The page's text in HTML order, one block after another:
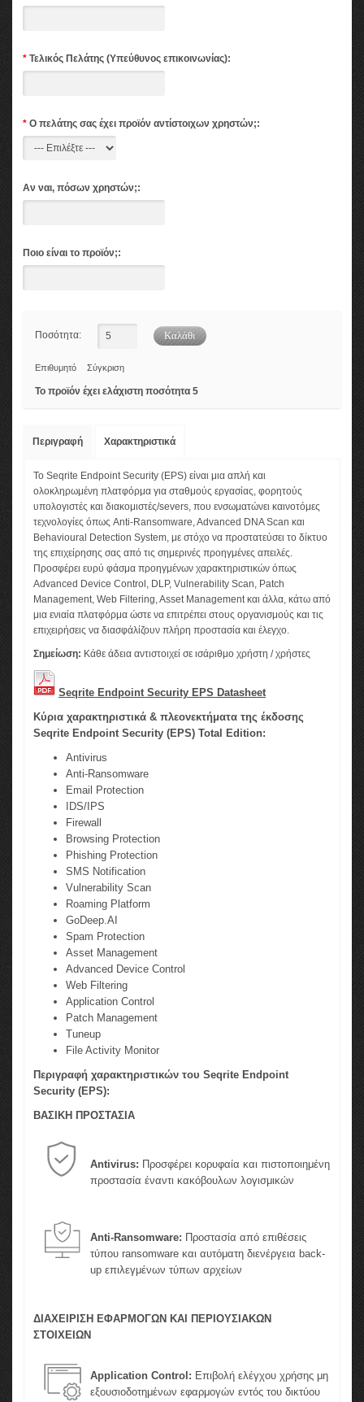
* Τελικός Πελάτης (Υπεύθυνος επικοινωνίας):
* Ο πελάτης σας έχει προϊόν αντίστοιχων χρηστών;:
Αν ναι, πόσων χρηστών;:
Ποιο είναι το προϊόν;:
Ποσότητα:
Επιθυμητό Σύγκριση
Το προϊόν έχει ελάχιστη ποσότητα 5
Περιγραφή Χαρακτηριστικά
Το Seqrite Endpoint Security (EPS) είναι μια απλή και
ολοκληρωμένη πλατφόρμα για σταθμούς εργασίας, φορητούς
υπολογιστές και διακομιστές/severs, που ενσωματώνει καινοτόμες
τεχνολογίες όπως Anti-Ransomware, Advanced DNA Scan και
Behavioural Detection System, με στόχο να προστατεύσει το δίκτυο
της επιχείρησης σας από τις σημερινές προηγμένες απειλές.
Προσφέρει ευρύ φάσμα προηγμένων χαρακτηριστικών όπως
Advanced Device Control, DLP, Vulnerability Scan, Patch
Management, Web Filtering, Asset Management και άλλα, κάτω από
μια ενιαία πλατφόρμα ώστε να επιτρέπει στους οργανισμούς και τις
επιχειρήσεις να διασφάλίζουν πλήρη προστασία και έλεγχο.
Σημείωση: Κάθε άδεια αντιστοιχεί σε ισάριθμο χρήστη / χρήστες
Seqrite Endpoint Security EPS Datasheet
Κύρια χαρακτηριστικά & πλεονεκτήματα της έκδοσης
Seqrite Endpoint Security (EPS) Total Edition:
Antivirus
Anti-Ransomware
Email Protection
IDS/IPS
Firewall
Browsing Protection
Phishing Protection
SMS Notification
Vulnerability Scan
Roaming Platform
GoDeep.AI
Spam Protection
Asset Management
Advanced Device Control
Web Filtering
Application Control
Patch Management
Tuneup
File Activity Monitor
Περιγραφή χαρακτηριστικών του Seqrite Endpoint
Security (EPS):
ΒΑΣΙΚΗ ΠΡΟΣΤΑΣΙΑ
Antivirus: Προσφέρει κορυφαία και πιστοποιημένη
προστασία έναντι κακόβουλων λογισμικών
Anti-Ransomware: Προστασία από επιθέσεις
τύπου ransomware και αυτόματη διενέργεια back-
up επιλεγμένων τύπων αρχείων
ΔΙΑΧΕΙΡΙΣΗ ΕΦΑΡΜΟΓΩΝ ΚΑΙ ΠΕΡΙΟΥΣΙΑΚΩΝ
ΣΤΟΙΧΕΙΩΝ
Application Control: Επιβολή ελέγχου χρήσης μη
εξουσιοδοτημένων εφαρμογών εντός του δικτύου